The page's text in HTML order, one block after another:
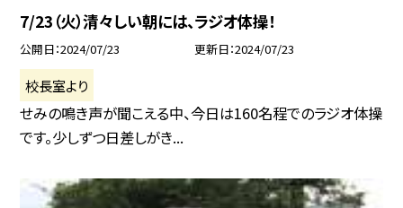
7/23（火）清々しい朝には、ラジオ体操！
公開日 2024/07/23 更新日 2024/07/23
校長室より
せみの鳴き声が聞こえる中、今日は160名程でのラジオ体操
です。少しずつ日差しがき...